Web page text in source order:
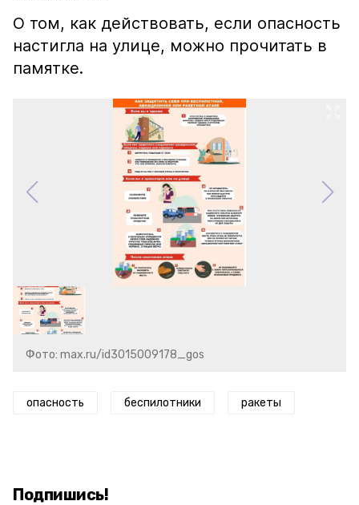
О том, как действовать, если опасность
настигла на улице, можно прочитать в
памятке.
Фото: max.ru/id3015009178_gos
опасность беспилотники ракеты
Подпишись!